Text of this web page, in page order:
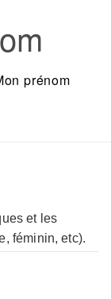
prénom
et les
féminin, etc).